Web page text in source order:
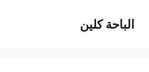
المحتوىالباحة كلين